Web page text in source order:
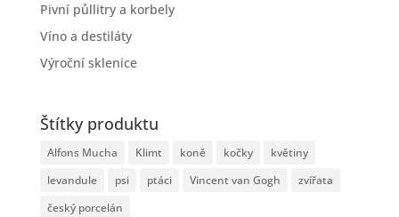
Pivní půllitry a korbely
Víno a destiláty
Výroční sklenice
Štítky produktu
Alfons Mucha Klimt koně kočky
květiny
levandule
psi ptáci Vincent van Gogh
zvířata
český porcelán